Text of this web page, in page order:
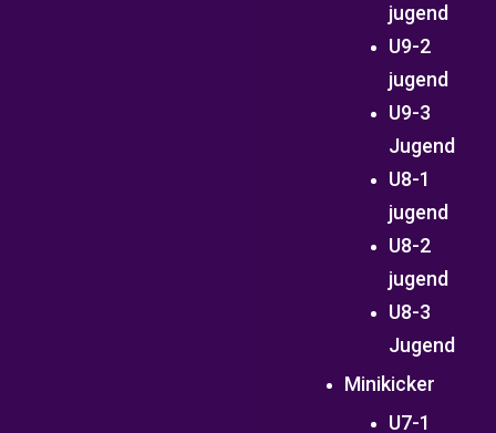
jugend
U9-2
jugend
U9-3
Jugend
U8-1
jugend
U8-2
jugend
U8-3
Jugend
Minikicker
U7-1